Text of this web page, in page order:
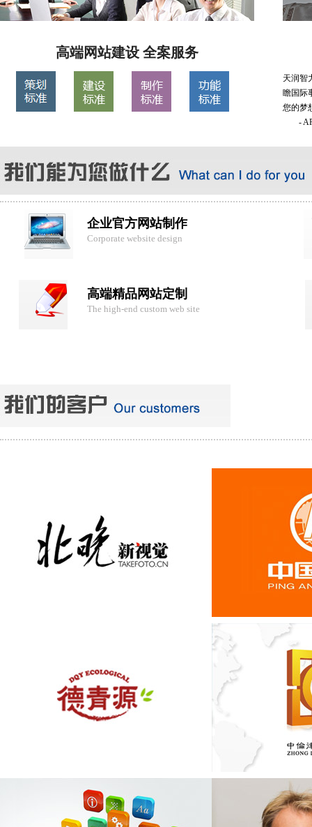
高端网站建设 全案服务
天润智
瞻国际
您的梦
-
企业官方网站制作
Corporate website design
高端精品网站定制
The high-end custom web site